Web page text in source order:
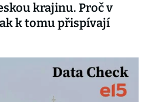
krajinu. Proč v
k tomu přispívají